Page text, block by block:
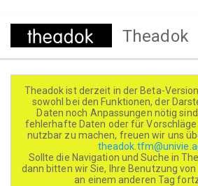
Direkt
Theadok
Theadok ist derzeit in der Beta-
sowohl bei den Funktionen, der
Daten noch Anpassungen nötig
fehlerhafte Daten oder für
nutzbar zu machen, freuen wir uns
Sollte die Navigation und Suche in
dann bitten wir Sie, Ihre Benutzung
an einem anderen Tag